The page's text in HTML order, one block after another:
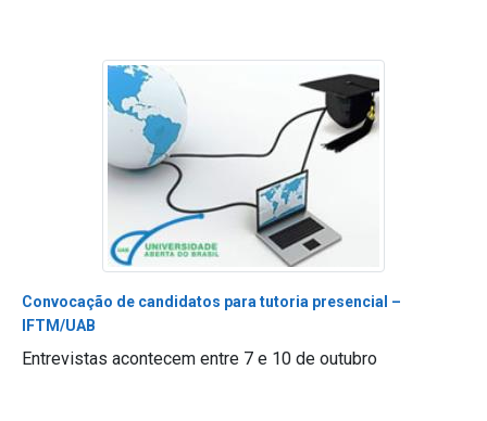
Convocação de candidatos para tutoria presencial –
IFTM/UAB
Entrevistas acontecem entre 7 e 10 de outubro